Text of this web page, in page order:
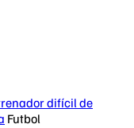
difícil de
Futbol